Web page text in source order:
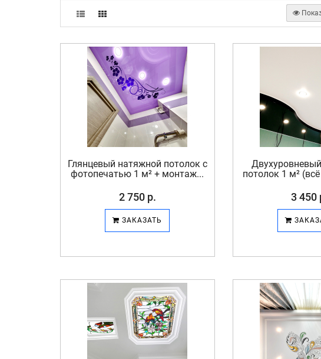
Глянцевый натяжной потолок с
фотопечатью 1 м² + монтаж...
2 750 р.
ЗАКАЗАТЬ
потолок 1 м²
3 450